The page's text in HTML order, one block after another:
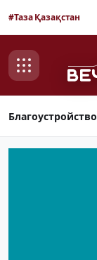
#Таза Қазақстан
Благоустройство